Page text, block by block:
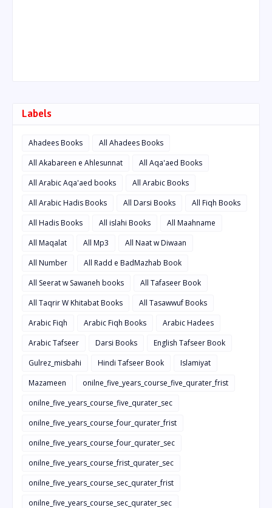
Labels
Ahadees Books
All Ahadees Books
All Akabareen e Ahlesunnat
All Aqa'aed Books
All Arabic Aqa'aed books
All Arabic Books
All Arabic Hadis Books
All Darsi Books
All Fiqh Books
All Hadis Books
All islahi Books
All Maahname
All Maqalat
All Mp3
All Naat w Diwaan
All Number
All Radd e BadMazhab Book
All Seerat w Sawaneh books
All Tafaseer Book
All Taqrir W Khitabat Books
All Tasawwuf Books
Arabic Fiqh
Arabic Fiqh Books
Arabic Hadees
Arabic Tafseer
Darsi Books
English Tafseer Book
Gulrez_misbahi
Hindi Tafseer Book
Islamiyat
Mazameen
onilne_five_years_course_five_qurater_frist
onilne_five_years_course_five_qurater_sec
onilne_five_years_course_four_qurater_frist
onilne_five_years_course_four_qurater_sec
onilne_five_years_course_frist_qurater_sec
onilne_five_years_course_sec_qurater_frist
onilne_five_years_course_sec_qurater_sec